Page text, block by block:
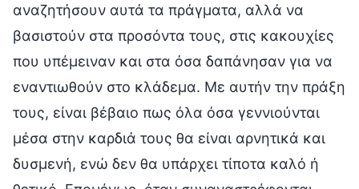
αναζητήσουν αυτά τα πράγματα, αλλά να
βασιστούν στα προσόντα τους, στις κακουχίες
που υπέμειναν και στα όσα δαπάνησαν για να
εναντιωθούν στο κλάδεμα. Με αυτήν την πράξη
τους, είναι βέβαιο πως όλα όσα γεννιούνται
μέσα στην καρδιά τους θα είναι αρνητικά και
δυσμενή, ενώ δεν θα υπάρχει τίποτα καλό ή